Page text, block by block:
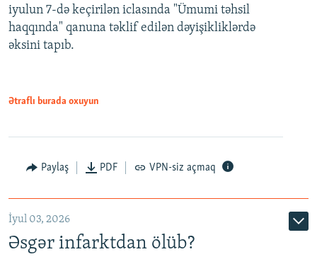
Auto 240p 360p 480p
720p 1080p
720p
iyulun 7-də keçirilən iclasında "Ümumi təhsil
haqqında" qanuna təklif edilən dəyişikliklərdə
əksini tapıb.
Ətraflı burada oxuyun
Paylaş PDF VPN-siz açmaq
İyul 03, 2026
Əsgər infarktdan ölüb?